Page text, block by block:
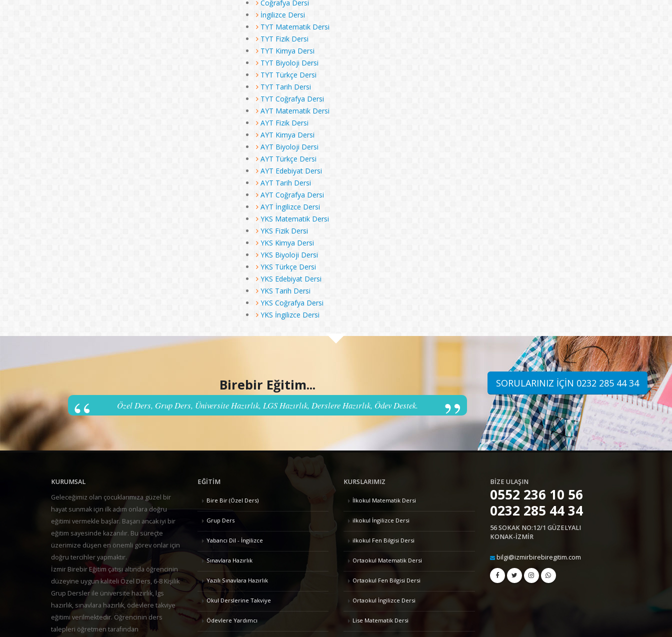
Coğrafya Dersi
İngilizce Dersi
TYT Matematik Dersi
TYT Fizik Dersi
TYT Kimya Dersi
TYT Biyoloji Dersi
TYT Türkçe Dersi
TYT Tarih Dersi
TYT Coğrafya Dersi
AYT Matematik Dersi
AYT Fizik Dersi
AYT Kimya Dersi
AYT Biyoloji Dersi
AYT Türkçe Dersi
AYT Edebiyat Dersi
AYT Tarih Dersi
AYT Coğrafya Dersi
AYT İngilizce Dersi
YKS Matematik Dersi
YKS Fizik Dersi
YKS Kimya Dersi
YKS Biyoloji Dersi
YKS Türkçe Dersi
YKS Edebiyat Dersi
YKS Tarih Dersi
YKS Coğrafya Dersi
YKS İngilizce Dersi
Birebir Eğitim...
Özel Ders, Grup Ders, Üniversite Hazırlık, LGS Hazırlık, Derslere Hazırlık, Ödev Destek.
SORULARINIZ İÇİN 0232 285 44 34
KURUMSAL
Geleceğimiz olan çocuklarımıza güzel bir
hayat sunmak için ilk adım onlara doğru
eğitimi vermekle başlar. Başarı ancak iyi bir
eğitim sayesinde kazanılır. Bu süreçte
üzerimize düşen en önemli görev onlar için
doğru tercihler yapmaktır.
İzmir Birebir Eğitim çatısı altında öğrencinin
düzeyine uygun kaliteli Özel Ders, 6-8 Kişilik
Grup Dersler ile üniversite hazırlık, lgs
hazırlık, sınavlara hazırlık, ödevlere takviye
eğitimi verilmektedir. Öğrencinin ders
talepleri öğretmen tarafından
EĞITIM
Bire Bir (Özel Ders)
Grup Ders
Yabancı Dil - İngilizce
Sınavlara Hazırlık
Yazılı Sınavlara Hazırlık
Okul Derslerine Takviye
Ödevlere Yardımcı
KURSLARIMIZ
İlkokul Matematik Dersi
ilkokul İngilizce Dersi
ilkokul Fen Bilgisi Dersi
Ortaokul Matematik Dersi
Ortaokul Fen Bilgisi Dersi
Ortaokul İngilizce Dersi
Lise Matematik Dersi
BIZE ULAŞIN
0552 236 10 56
0232 285 44 34
56 SOKAK NO:12/1 GÜZELYALI
KONAK-İZMİR
bilgi@izmirbirebiregitim.com